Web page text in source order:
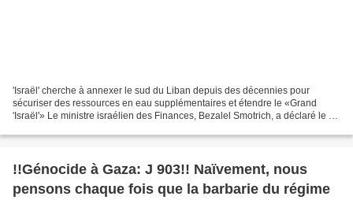
'Israël' cherche à annexer le sud du Liban depuis des décennies pour
sécuriser des ressources en eau supplémentaires et étendre le «Grand
'Israël'» Le ministre israélien des Finances, Bezalel Smotrich, a déclaré le 23
!!Génocide à Gaza: J 903!! Naïvement, nous
pensons chaque fois que la barbarie du régime